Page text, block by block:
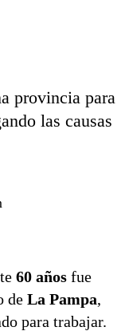
provincia para
las causas
60 años fue
de La Pampa,
para trabajar.